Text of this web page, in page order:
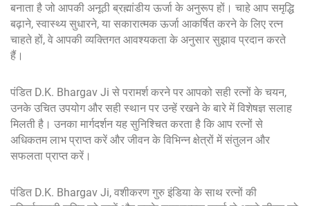
बनाता है जो आपकी अनूठी ब्रह्मांडीय ऊर्जा के अनुरूप हों। चाहे आप समृद्धि
बढ़ाने, स्वास्थ्य सुधारने, या सकारात्मक ऊर्जा आकर्षित करने के लिए रत्न
चाहते हों, वे आपकी व्यक्तिगत आवश्यकता के अनुसार सुझाव प्रदान करते
हैं।
पंडित D.K. Bhargav Ji से परामर्श करने पर आपको सही रत्नों के चयन,
उनके उचित उपयोग और सही स्थान पर उन्हें रखने के बारे में विशेषज्ञ सलाह
मिलती है। उनका मार्गदर्शन यह सुनिश्चित करता है कि आप रत्नों से
अधिकतम लाभ प्राप्त करें और जीवन के विभिन्न क्षेत्रों में संतुलन और
सफलता प्राप्त करें।
पंडित D.K. Bhargav Ji, वशीकरण गुरु इंडिया के साथ रत्नों की